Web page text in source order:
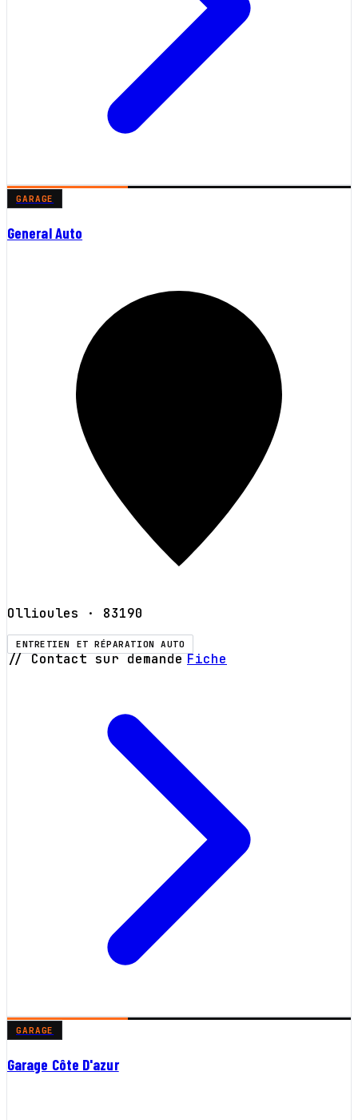
GARAGE
General Auto
Ollioules · 83190
ENTRETIEN ET RÉPARATION AUTO
// Contact sur demande Fiche
GARAGE
Garage Côte D'azur